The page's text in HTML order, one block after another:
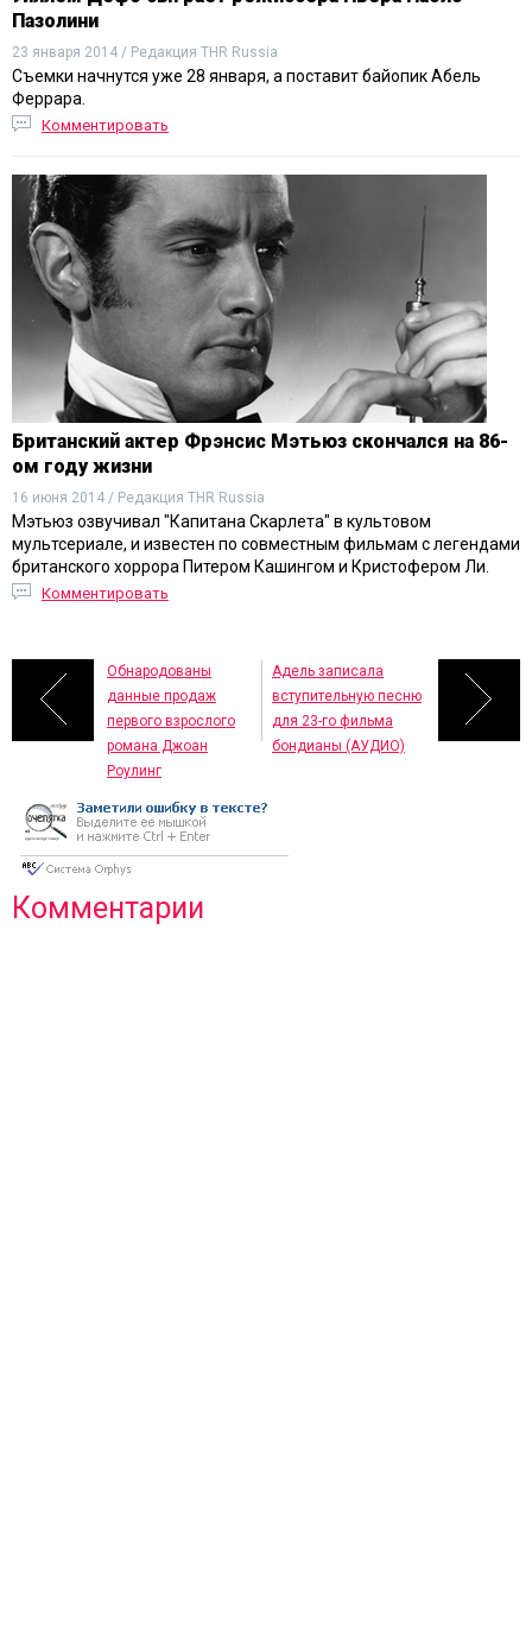
Пазолини
23 января 2014 / Редакция THR Russia
Съемки начнутся уже 28 января, а поставит байопик Абель
Феррара.
Комментировать
Британский актер Фрэнсис Мэтьюз скончался на 86-
ом году жизни
16 июня 2014 / Редакция THR Russia
Мэтьюз озвучивал "Капитана Скарлета" в культовом
мультсериале, и известен по совместным фильмам с легендами
британского хоррора Питером Кашингом и Кристофером Ли.
Комментировать
Обнародованы
данные продаж
первого взрослого
романа Джоан
Роулинг
Адель записала
вступительную песню
для 23-го фильма
бондианы (АУДИО)
Комментарии